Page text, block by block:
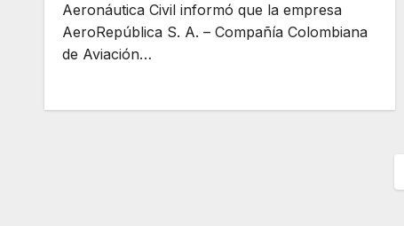
Aeronáutica Civil informó que la empresa
AeroRepública S. A. – Compañía Colombiana
de Aviación…